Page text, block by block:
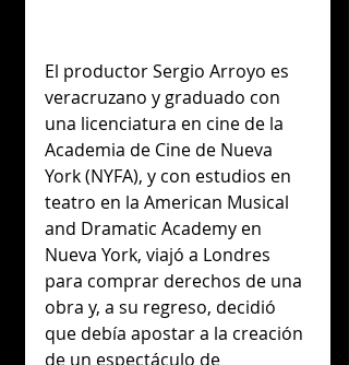
El productor Sergio Arroyo es
veracruzano y graduado con
una licenciatura en cine de la
Academia de Cine de Nueva
York (NYFA), y con estudios en
teatro en la American Musical
and Dramatic Academy en
Nueva York, viajó a Londres
para comprar derechos de una
obra y, a su regreso, decidió
que debía apostar a la creación
de un espectáculo de